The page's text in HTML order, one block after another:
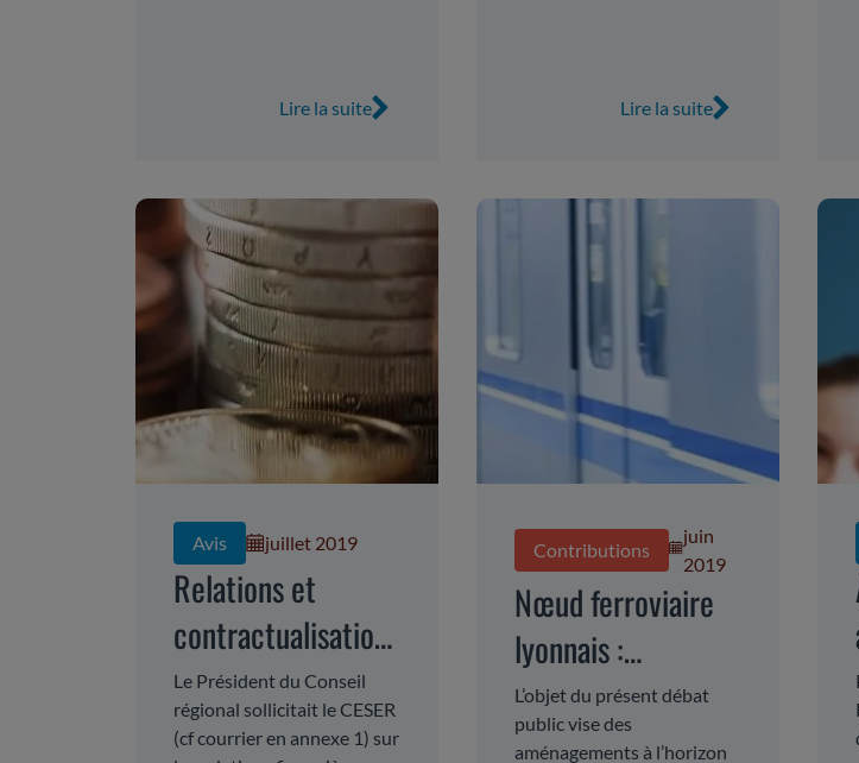
Lire la suite Lire la suite
Avis juillet 2019
Relations et
contractualisations
financières Etat-
Région : avis du
Le Président du Conseil
régional sollicitait le CESER
(cf courrier en annexe 1) sur
Contributions
juin
2019
Nœud ferroviaire
lyonnais :
combiner urgence
et long terme
L’objet du présent débat
public vise des
aménagements à l’horizon